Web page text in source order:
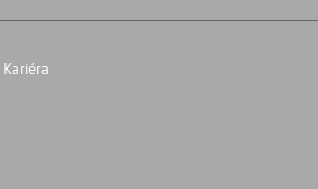
Kariéra